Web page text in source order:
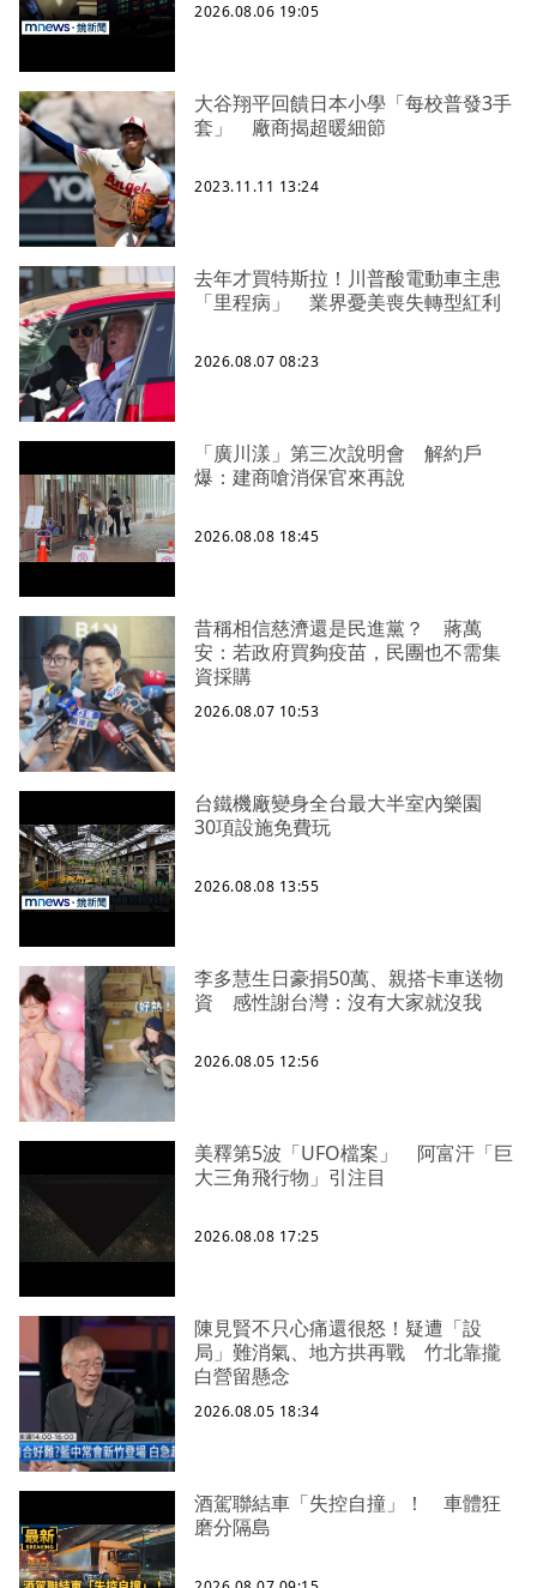
2026.08.06 19:05
大谷翔平回饋日本小學「每校普發3手
套」 廠商揭超暖細節
2023.11.11 13:24
去年才買特斯拉！川普酸電動車主患
「里程病」 業界憂美喪失轉型紅利
2026.08.07 08:23
「廣川漾」第三次說明會 解約戶
爆：建商嗆消保官來再說
2026.08.08 18:45
昔稱相信慈濟還是民進黨？ 蔣萬
安：若政府買夠疫苗，民團也不需集
資採購
2026.08.07 10:53
台鐵機廠變身全台最大半室內樂園
30項設施免費玩
2026.08.08 13:55
李多慧生日豪捐50萬、親搭卡車送物
資 感性謝台灣：沒有大家就沒我
2026.08.05 12:56
美釋第5波「UFO檔案」 阿富汗「巨
大三角飛行物」引注目
2026.08.08 17:25
陳見賢不只心痛還很怒！疑遭「設
局」難消氣、地方拱再戰 竹北靠攏
白營留懸念
2026.08.05 18:34
酒駕聯結車「失控自撞」！ 車體狂
磨分隔島